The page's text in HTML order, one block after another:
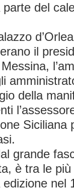
del
il
della
Siciliana
grande
è tra le
nel